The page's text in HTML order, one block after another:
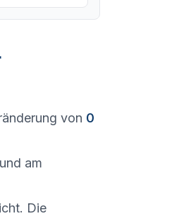
von 0
am
Die